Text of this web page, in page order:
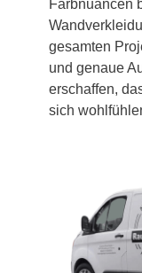
Farbnuancen
gesamten
und genaue
erschaffen,
sich